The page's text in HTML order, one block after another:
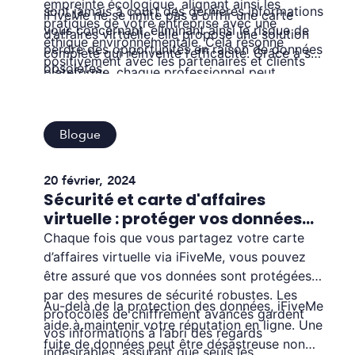
sont jamais à court des dernières informations
vous concernant, éliminant ainsi le risque de
perdre des opportunités en raison de données
obsolètes.
empreinte écologique, alignant ainsi les
pratiques de votre entreprise avec une
éthique environnementale. Cela résonne
positivement avec les partenaires et clients
iFiveMe ne se limite pas à offrir une carte
d’affaires virtuelle; elle propose une solution
complète qui réinvente l’efficacité. Grâce à sa
plateforme, chaque professionnel peut
ajoutée tangible pour son entreprise.
Blogue
20 février, 2024
Sécurité et carte d'affaires
virtuelle : protéger vos données
en réseau
Chaque fois que vous partagez votre carte
d’affaires virtuelle via iFiveMe, vous pouvez
être assuré que vos données sont protégées
par des mesures de sécurité robustes. Les
protocoles de chiffrement avancés gardent
vos informations à l’abri des regards
indésirables, assurant que seuls les
Au-delà de la protection des données, iFiveMe
aide à maintenir votre réputation en ligne. Une
fuite de données peut être désastreuse non